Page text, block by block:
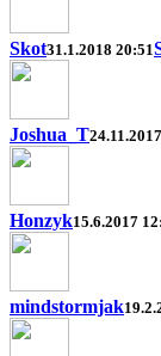
Skot31.1.2018 20:51
Joshua_T
Honzyk15.6.2017
mindstormjak